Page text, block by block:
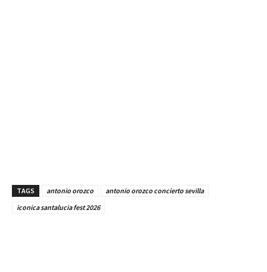
TAGS antonio orozco
antonio orozco concierto sevilla
iconica santalucia fest 2026